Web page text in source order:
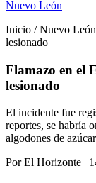
Nuevo León
Inicio / Nuevo
lesionado
Flamazo en el
lesionado
El incidente fue
reportes, se habría
algodones de azúcar
Por El Horizonte |